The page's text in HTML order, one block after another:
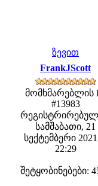
ზევით
FrankJScott
მომხმარებლის
#13983
სამშაბათი, 21
სექტემბერი
22:29
შეტყობინებები: